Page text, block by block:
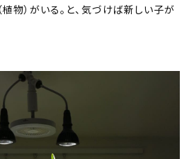
植物）がいる。と、気づけば新しい子が